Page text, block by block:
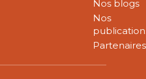
Nos blogs
Nos
Partenaires